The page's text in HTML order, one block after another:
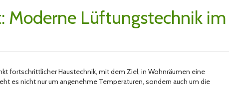
Moderne Lüftungstechnik im
fortschrittlicher Haustechnik, mit dem Ziel, in Wohnräumen eine
es nicht nur um angenehme Temperaturen, sondern auch um die